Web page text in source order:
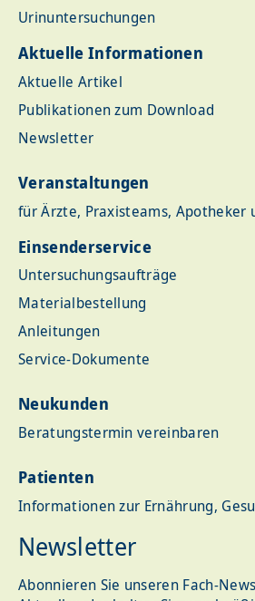
Urinuntersuchungen
Aktuelle Informationen
Aktuelle Artikel
Publikationen zum Download
Newsletter
Veranstaltungen
für Ärzte, Praxisteams, Apotheker
Einsenderservice
Untersuchungsaufträge
Materialbestellung
Anleitungen
Service-Dokumente
Neukunden
Beratungstermin vereinbaren
Patienten
Informationen zur Ernährung,
Newsletter
Abonnieren Sie unseren Fach-